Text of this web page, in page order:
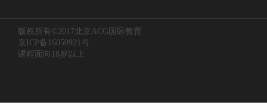
版权所有©2017北京ACG国际教育
京ICP备16050921号
课程面向18岁以上